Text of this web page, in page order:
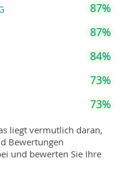
87%
87%
84%
73%
73%
liegt vermutlich daran,
Bewertungen
und bewerten Sie Ihre